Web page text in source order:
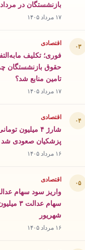
بازنشستگان در
۱۷ مرداد ۱۴۰۵
۰۳ اقتصادی
فوری؛ تکلیف
تامین منابع شد؟
۱۷ مرداد ۱۴۰۵
۰۴ اقتصادی
شارژ ۴ میلیون
پزشکیان صعودی شد
۱۶ مرداد ۱۴۰۵
۰۵ اقتصادی
واریز سود سهام
سهام
شهریور
۱۶ مرداد ۱۴۰۵